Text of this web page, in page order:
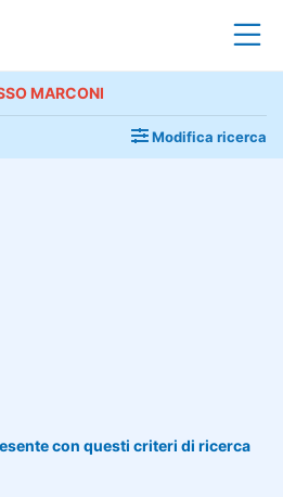
MARCONI
Modifica ricerca
con questi criteri di ricerca